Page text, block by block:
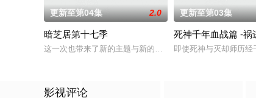
更新至第04集 2.0
暗芝居第十七季
这一次也带来了新的主题与新的恐怖演出，充满了令人脊背
更新至第03集
死神千年血战篇 -祸
即使死神与灭却师历
影视评论